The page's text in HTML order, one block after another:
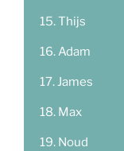
Thijs
Adam
James
Max
Noud